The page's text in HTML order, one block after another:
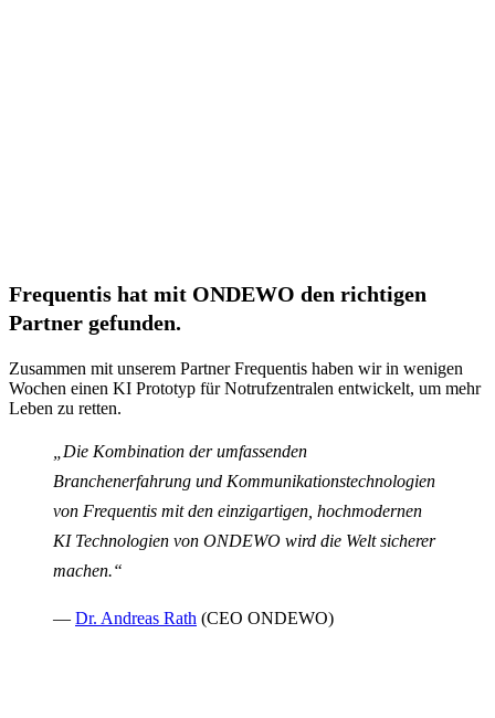
Frequentis hat mit ONDEWO den richtigen
Partner gefunden.
Zusammen mit unserem Partner Frequentis haben wir in wenigen
Wochen einen KI Prototyp für Notrufzentralen entwickelt, um mehr
Leben zu retten.
„Die Kombination der umfassenden
Branchenerfahrung und Kommunikationstechnologien
von Frequentis mit den einzigartigen, hochmodernen
KI Technologien von ONDEWO wird die Welt sicherer
machen.“
— Dr. Andreas Rath (CEO ONDEWO)